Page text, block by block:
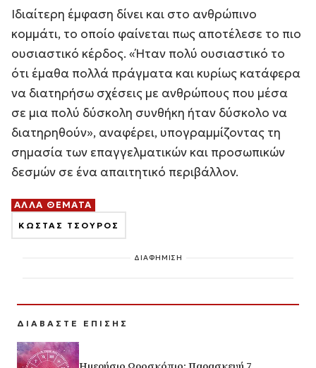
Ιδιαίτερη έμφαση δίνει και στο ανθρώπινο
κομμάτι, το οποίο φαίνεται πως αποτέλεσε το πιο
ουσιαστικό κέρδος. «Ήταν πολύ ουσιαστικό το
ότι έμαθα πολλά πράγματα και κυρίως κατάφερα
να διατηρήσω σχέσεις με ανθρώπους που μέσα
σε μια πολύ δύσκολη συνθήκη ήταν δύσκολο να
διατηρηθούν», αναφέρει, υπογραμμίζοντας τη
σημασία των επαγγελματικών και προσωπικών
δεσμών σε ένα απαιτητικό περιβάλλον.
ΑΛΛΑ ΘΕΜΑΤΑ
ΚΩΣΤΑΣ ΤΣΟΥΡΟΣ
ΔΙΑΦΗΜΙΣΗ
ΔΙΑΒΑΣΤΕ ΕΠΙΣΗΣ